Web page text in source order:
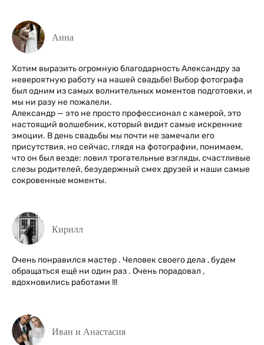
Анна
Хотим выразить огромную благодарность Александру за
невероятную работу на нашей свадьбе! Выбор фотографа
был одним из самых волнительных моментов подготовки, и
мы ни разу не пожалели.
Александр — это не просто профессионал с камерой, это
настоящий волшебник, который видит самые искренние
эмоции. В день свадьбы мы почти не замечали его
присутствия, но сейчас, глядя на фотографии, понимаем,
что он был везде: ловил трогательные взгляды, счастливые
слезы родителей, безудержный смех друзей и наши самые
сокровенные моменты.
Кирилл
Очень понравился мастер . Человек своего дела , будем
обращаться ещё ни один раз . Очень порадовал ,
вдохновились работами !!!
Иван и Анастасия